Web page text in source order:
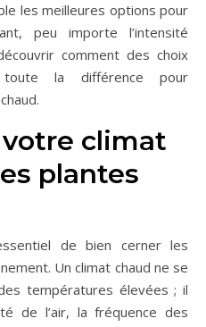
les meilleures options pour
peu importe l’intensité
comment des choix
la différence pour
chaud.
climat
plantes
de bien cerner les
Un climat chaud ne se
températures élevées ; il
de l’air, la fréquence des